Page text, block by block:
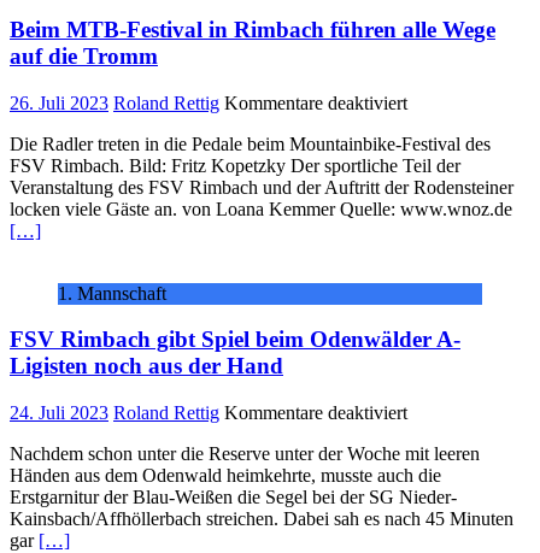
Beim MTB-Festival in Rimbach führen alle Wege
auf die Tromm
26. Juli 2023 Roland Rettig Kommentare deaktiviertfür
MTB-
Festival
in
Rimbach
Tromm
Die Radler treten in die Pedale beim Mountainbike-Festival des
FSV Rimbach. Bild: Fritz Kopetzky Der sportliche Teil der
Veranstaltung des FSV Rimbach und der Auftritt der Rodensteiner
locken viele Gäste an. von Loana Kemmer Quelle: www.wnoz.de
[…]
1. Mannschaft
FSV Rimbach gibt Spiel beim Odenwälder A-
Ligisten noch aus der Hand
24. Juli 2023 Roland Rettig Kommentare deaktiviertfür
Rimbach
gibt
Spiel
beim
Nachdem schon unter die Reserve unter der Woche mit leeren
Händen aus dem Odenwald heimkehrte, musste auch die
Erstgarnitur der Blau-Weißen die Segel bei der SG Nieder-
Kainsbach/Affhöllerbach streichen. Dabei sah es nach 45 Minuten
gar […]